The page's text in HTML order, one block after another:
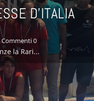
D’ITALIA
0
la Rari...